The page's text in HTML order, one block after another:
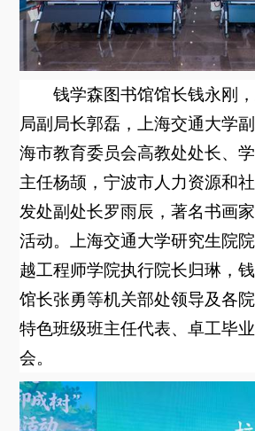
下载中心 联系我们
钱学森图书馆馆长钱永刚
局副局长郭磊，上海交通大学
海市教育委员会高教处处长、
主任杨颉，宁波市人力资源和
发处副处长罗雨辰，著名书画
活动。上海交通大学研究生院
越工程师学院执行院长归琳，
馆长张勇等机关部处领导及各
特色班级班主任代表、卓工毕
会。